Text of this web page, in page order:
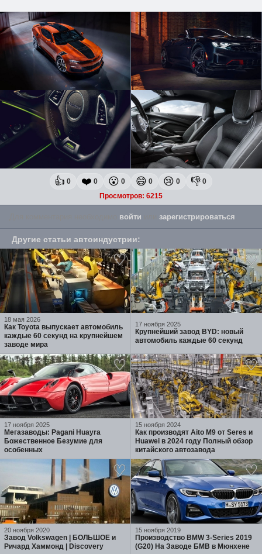
👍 0 ❤️ 0 😮 0 😄 0 😢 0 👎 0
Просмотров: 6215
войти зарегистрироваться
Другие статьи автоиндустрии:
18 мая 2026
Как Toyota выпускает автомобиль
каждые 60 секунд на крупнейшем
заводе мира
17 ноября 2025
Крупнейший завод BYD: новый
автомобиль каждые 60 секунд
17 ноября 2025
Мегазаводы: Pagani Huayra
Божественное Безумие для
особенных
15 ноября 2024
Как производят Aito M9 от Seres и
Huawei в 2024 году Полный обзор
китайского автозавода
20 ноября 2020
Завод Volkswagen | БОЛЬШОЕ и
Ричард Хаммонд | Discovery
15 ноября 2019
Производство BMW 3-Series 2019
(G20) На Заводе БМВ в Мюнхене